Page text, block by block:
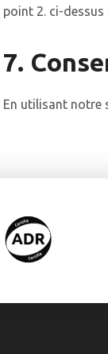
point 2. ci-dessus
7.
En utilisant notre